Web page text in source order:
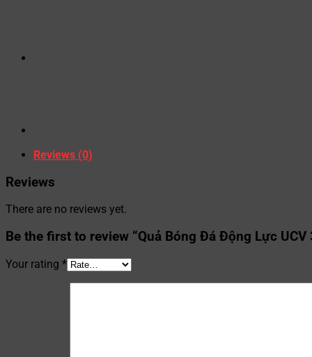
Reviews (0)
Reviews
There are no reviews yet.
Be the first to review “Quả Bóng Đá Động Lực UCV
Your rating *